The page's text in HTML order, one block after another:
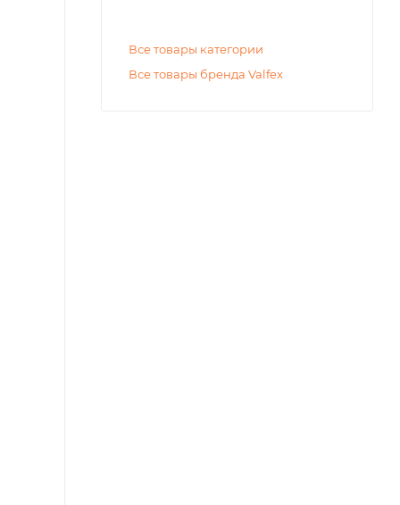
Все товары категории
Все товары бренда Valfex